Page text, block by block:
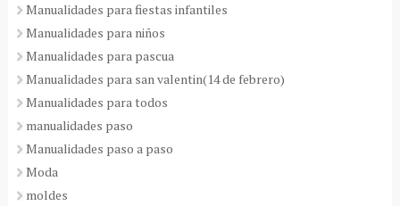
Manualidades para fiestas infantiles
Manualidades para niños
Manualidades para pascua
Manualidades para san valentin(14 de febrero)
Manualidades para todos
manualidades paso
Manualidades paso a paso
Moda
moldes